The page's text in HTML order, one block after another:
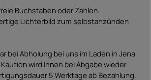
Buchstaben oder Zahlen.
Lichterbild zum selbstanzünden
bei Abholung bei uns im Laden in Jena
wird Ihnen bei Abgabe wieder
5 Werktage ab Bezahlung.